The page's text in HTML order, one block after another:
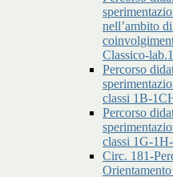
nell’ambito
Classico-
Percorso
classi 1B-
Percorso
classi 1G-
Circ. 181-